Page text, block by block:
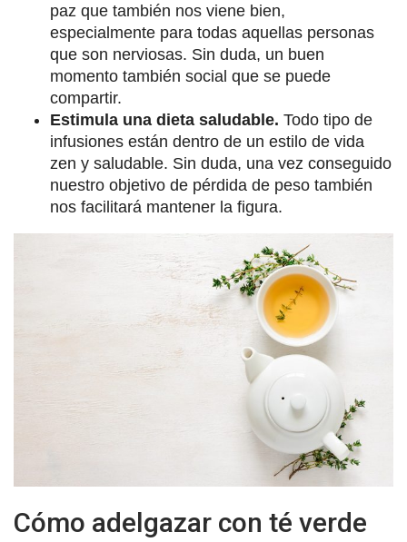
paz que también nos viene bien,
especialmente para todas aquellas personas
que son nerviosas. Sin duda, un buen
momento también social que se puede
compartir.
Estimula una dieta saludable. Todo tipo de
infusiones están dentro de un estilo de vida
zen y saludable. Sin duda, una vez conseguido
nuestro objetivo de pérdida de peso también
nos facilitará mantener la figura.
Cómo adelgazar con té verde